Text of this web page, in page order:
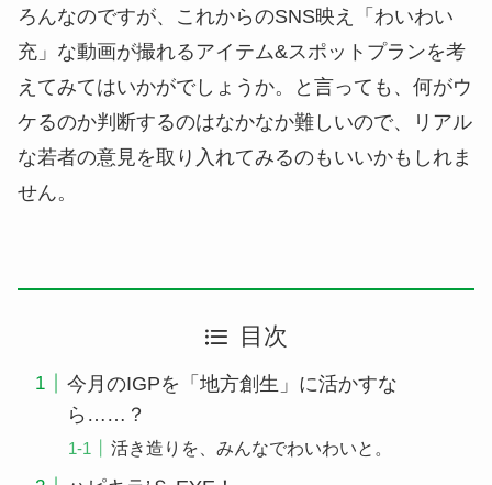
ろんなのですが、これからのSNS映え「わいわい
充」な動画が撮れるアイテム&スポットプランを考
えてみてはいかがでしょうか。と言っても、何がウ
ケるのか判断するのはなかなか難しいので、リアル
な若者の意見を取り入れてみるのもいいかもしれま
せん。
目次
今月のIGPを「地方創生」に活かすな
ら……？
活き造りを、みんなでわいわいと。